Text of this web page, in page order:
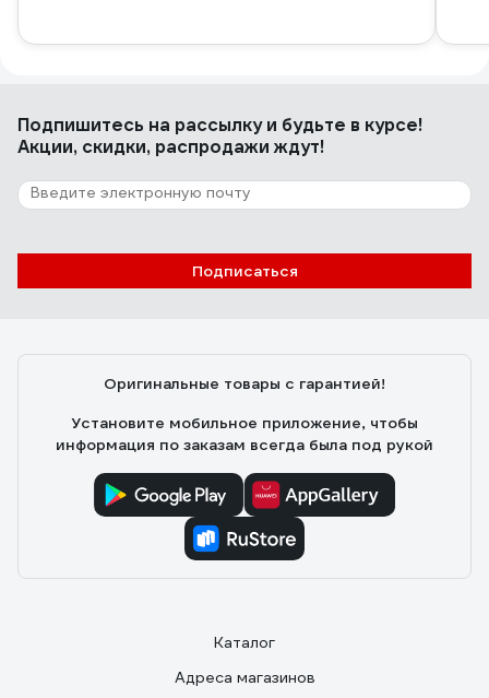
Подпишитесь на рассылкуи будьте в курсе!
Акции, скидки, распродажи ждут!
Подписаться
Оригинальные товары с гарантией!
Установите мобильное приложение, чтобы
информация по заказам всегда была под рукой
Каталог
Адреса магазинов